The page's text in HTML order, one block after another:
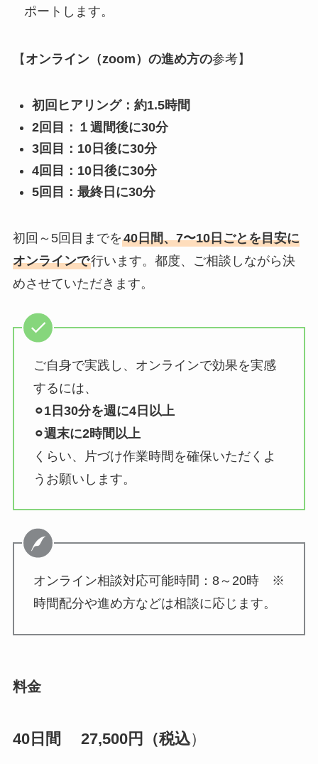
ポートします。
【 オンライン（zoom）の進め方の参考】
初回ヒアリング：約1.5時間
2回目：１週間後に30分
3回目：10日後に30分
4回目
：10日後に30分
5回目：最終日に30分
初回～5回目までを40日間、7〜10日ごとを目安に
オンラインで行います。都度、ご相談しながら決
めさせていただきます。
ご自身で実践し、オンラインで効果を実感
するには、
⚪︎1日30分を週に4日以上
⚪︎週末に2時間以上
くらい、片づけ作業時間を確保いただくよ
うお願いします。
オンライン相談対応可能時間：8～20時 ※
時間配分や進め方などは相談に応じます。
料金
40日間 27,500円（税込）